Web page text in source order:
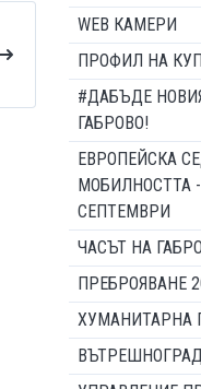
WEB КАМЕРИ
ПРОФИЛ НА
#ДАБЪДЕ
ГАБРОВО!
ЕВРОПЕЙСКА
МОБИЛНОСТТА -
СЕПТЕМВРИ
ЧАСЪТ НА
ПРЕБРОЯВАНЕ
ХУМАНИТАРНА